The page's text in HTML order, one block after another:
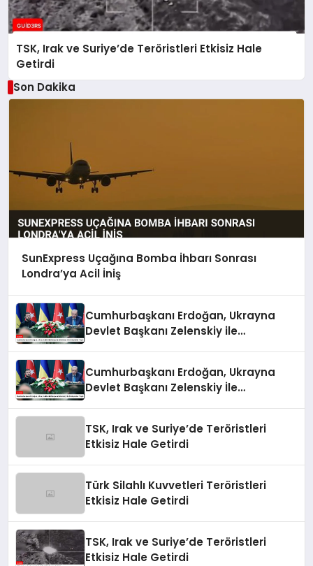
TSK, Irak ve Suriye’de Teröristleri Etkisiz Hale
Getirdi
Son Dakika
SunExpress Uçağına Bomba İhbarı Sonrası
Londra’ya Acil İniş
Cumhurbaşkanı Erdoğan, Ukrayna
Devlet Başkanı Zelenskiy ile
Cumhurbaşkanı Erdoğan, Ukrayna
Devlet Başkanı Zelenskiy İle
TSK, Irak ve Suriye’de Teröristleri
Etkisiz Hale Getirdi
Türk Silahlı Kuvvetleri Teröristleri
Etkisiz Hale Getirdi
TSK, Irak ve Suriye’de Teröristleri
Etkisiz Hale Getirdi